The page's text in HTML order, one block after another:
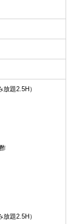
題2.5H）
酢
題2.5H）